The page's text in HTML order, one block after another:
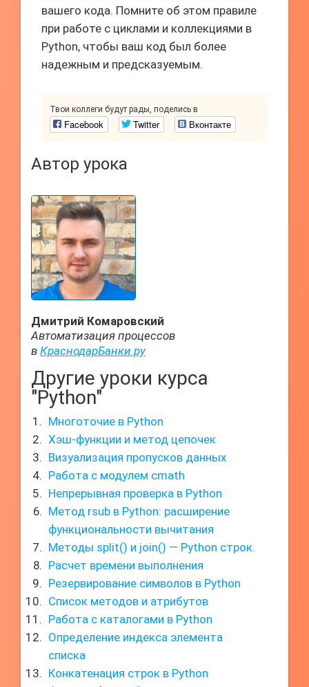
вашего кода. Помните об этом правиле
при работе с циклами и коллекциями в
Python, чтобы ваш код был более
надежным и предсказуемым.
Твои коллеги будут рады, поделись в
Facebook Twitter Вконтакте
Автор урока
Дмитрий Комаровский
Автоматизация процессов
в КраснодарБанки.ру
Другие уроки курса
"Python"
Многоточие в Python
Хэш-функции и метод цепочек
Визуализация пропусков данных
Работа с модулем cmath
Непрерывная проверка в Python
Метод rsub в Python: расширение
функциональности вычитания
Методы split() и join() — Python строк.
Расчет времени выполнения
Резервирование символов в Python
Список методов и атрибутов
Работа с каталогами в Python
Определение индекса элемента
списка
Конкатенация строк в Python